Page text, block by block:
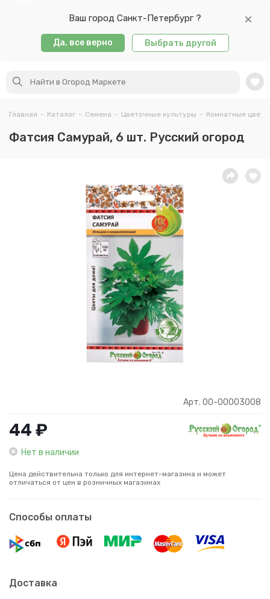
Ваш город Санкт-Петербург ?
Да, все верно Выбрать другой
Главная - Каталог - Семена - Цветочные культуры - Комнатные цветы
Фатсия Самурай, 6 шт. Русский огород
Арт. 00-00003008
44 ₽
Нет в наличии
Цена действительна только для интернет-магазина и может
отличаться от цен в розничных магазинах
Способы оплаты
Доставка